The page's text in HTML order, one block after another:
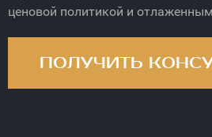
ценовой политикой и
ПОЛУЧИТЬ